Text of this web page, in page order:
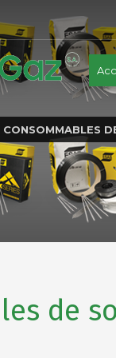
CONSOMMABLES
de